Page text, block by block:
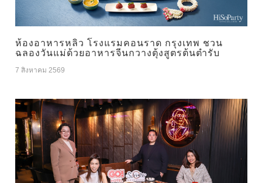
ห้องอาหารหลิว โรงแรมคอนราด กรุงเทพ ชวน
ฉลองวันแม่ด้วยอาหารจีนกวางตุ้งสูตรต้นตำรับ
7 สิงหาคม 2569